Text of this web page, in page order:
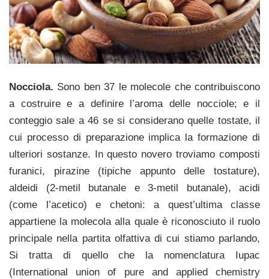
Nocciola. Sono ben 37 le molecole che contribuiscono
a costruire e a definire l’aroma delle nocciole; e il
conteggio sale a 46 se si considerano quelle tostate, il
cui processo di preparazione implica la formazione di
ulteriori sostanze. In questo novero troviamo composti
furanici, pirazine (tipiche appunto delle tostature),
aldeidi (2-metil butanale e 3-metil butanale), acidi
(come l’acetico) e chetoni: a quest’ultima classe
appartiene la molecola alla quale è riconosciuto il ruolo
principale nella partita olfattiva di cui stiamo parlando,
Si tratta di quello che la nomenclatura Iupac
(International union of pure and applied chemistry